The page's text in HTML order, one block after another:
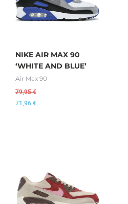
NIKE AIR MAX 90
‘WHITE AND BLUE’
Air Max 90
79,95€
71,96 €